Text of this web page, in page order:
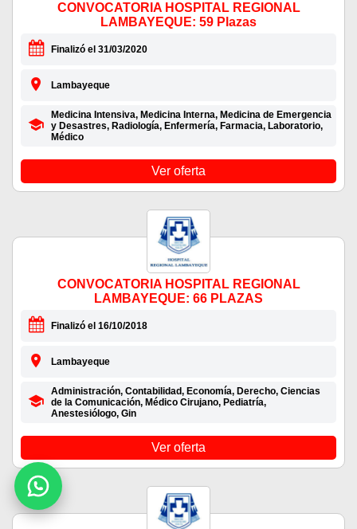
CONVOCATORIA HOSPITAL REGIONAL
LAMBAYEQUE: 59 Plazas
Finalizó el 31/03/2020
Lambayeque
Medicina Intensiva, Medicina Interna, Medicina de Emergencia
y Desastres, Radiología, Enfermería, Farmacia, Laboratorio,
Médico
Ver oferta
CONVOCATORIA HOSPITAL REGIONAL
LAMBAYEQUE: 66 PLAZAS
Finalizó el 16/10/2018
Lambayeque
Administración, Contabilidad, Economía, Derecho, Ciencias
de la Comunicación, Médico Cirujano, Pediatría,
Anestesiólogo, Gin
Ver oferta